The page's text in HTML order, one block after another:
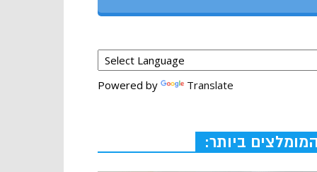
Powered by Translate
המומלצים ביותר: